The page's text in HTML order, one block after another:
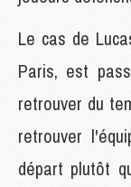
Le cas de
Paris, est
retrouver du
retrouver
départ plutôt